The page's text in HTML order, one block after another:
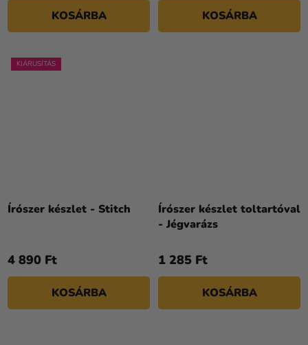
KOSÁRBA KOSÁRBA
KIÁRUSÍTÁS
Írószer készlet - Stitch
4 890 Ft
KOSÁRBA
Írószer készlet toltartóval
- Jégvarázs
1 285 Ft
KOSÁRBA